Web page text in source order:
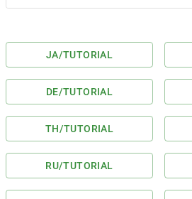
JA/TUTORIAL
DE/TUTORIAL
TH/TUTORIAL
RU/TUTORIAL